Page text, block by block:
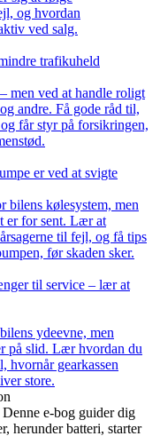
og hvordan
ved salg.
trafikuheld
men ved at handle roligt
andre. Få gode råd til,
får styr på forsikringen,
er ved at svigte
bilens kølesystem, men
er for sent. Lær at
til fejl, og få tips
før skaden sker.
til service – lær at
ydeevne, men
på slid. Lær hvordan du
hvornår gearkassen
store.
e-bog guider dig
herunder batteri, starter